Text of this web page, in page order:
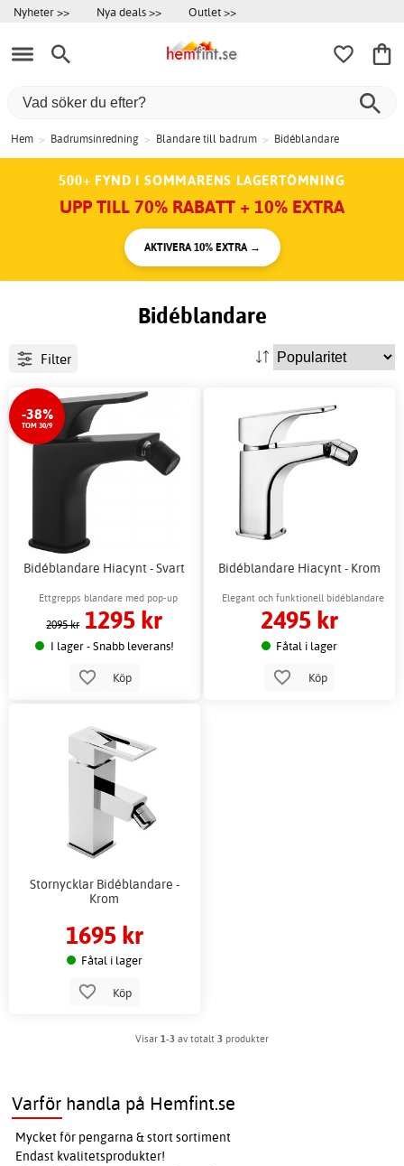
Nyheter >> Nya deals >> Outlet >>
Hem > Badrumsinredning > Blandare till badrum > Bidéblandare
500+ FYND I SOMMARENS LAGERTÖMNING
UPP TILL 70% RABATT + 10% EXTRA
AKTIVERA 10% EXTRA →
Bidéblandare
Filter
-38%
TOM 30/9
Bidéblandare Hiacynt - Svart
Ettgrepps blandare med pop-up
bottenventil
2095 kr 1295 kr
I lager - Snabb leverans!
Köp
Bidéblandare Hiacynt - Krom
Elegant och funktionell bidéblandare
2495 kr
Fåtal i lager
Köp
Stornycklar Bidéblandare -
Krom
1695 kr
Fåtal i lager
Köp
Visar 1-3 av totalt 3 produkter
Varför handla på Hemfint.se
Mycket för pengarna & stort sortiment
Endast kvalitetsprodukter!